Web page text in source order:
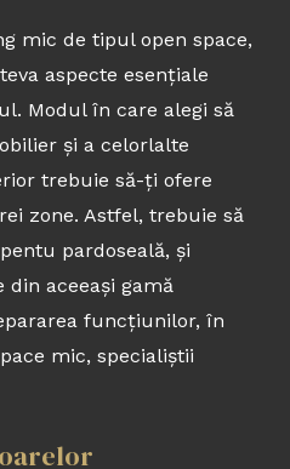
mic de tipul open space,
aspecte esențiale
Modul în care alegi să
și a celorlalte
trebuie să-ți ofere
zone. Astfel, trebuie să
pardoseală, și
aceeași gamă
funcțiunilor, în
mic, specialiștii